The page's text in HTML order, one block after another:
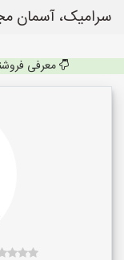
سرامیک، آسمان
معرفی